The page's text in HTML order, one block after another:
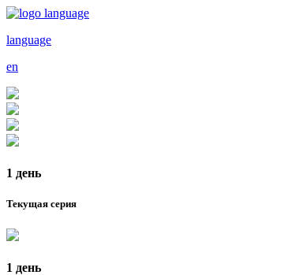
language
en
1 день
Текущая серия
1 день